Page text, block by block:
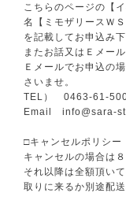
こちらのページの【
名【ミモザリースＷＳ
を記載して お申込み
またお話又はＥメー
Ｅメールでお申込の
さいませ。
TEL） 0463-61-
Email info@sara-
□キャンセルポリシー
キャンセルの場合は
それ以降は全額頂い
取りに来るか別途配